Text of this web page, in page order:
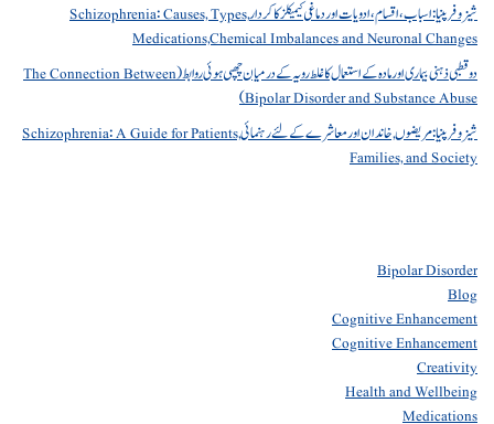
شیزوفرینیا: اسباب، اقسام، ادویات اور دماغی کیمیکلز کا کردار Schizophrenia: Causes, Types,
Medications,Chemical Imbalances and Neuronal Changes
دو قطبی ذہنی بیماری اور مادہ کے استعمال کا غلط رویہ کے درمیان چھپی ہوئی روابط (The Connection Between
Bipolar Disorder and Substance Abuse)
شیزوفرینیا: مریضوں, خاندان اور معاشرے کے لئے رہنمائی Schizophrenia: A Guide for Patients,
Families, and Society
Bipolar Disorder
Blog
Cognitive Enhancement
Cognitive Enhancement
Creativity
Health and Wellbeing
Medications